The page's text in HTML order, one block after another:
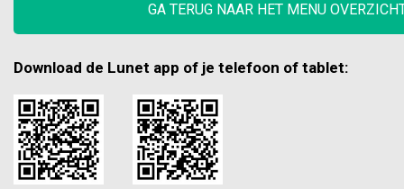
GA TERUG NAAR HET MENU
Download de Lunet app of je telefoon of tablet: